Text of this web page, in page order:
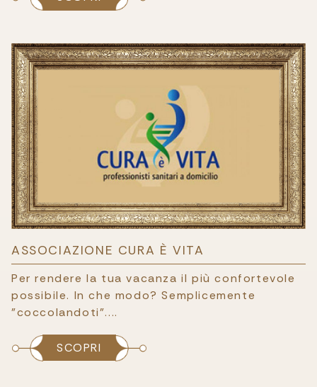
ASSOCIAZIONE CURA È VITA
Per rendere la tua vacanza il più confortevole
possibile. In che modo? Semplicemente
"coccolandoti"....
SCOPRI